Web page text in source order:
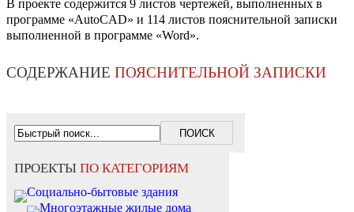
В проекте содержится 9 листов чертежей, выполненных в
программе «AutoCAD» и 114 листов пояснительной записки
выполненной в программе «Word».
СОДЕРЖАНИЕ ПОЯСНИТЕЛЬНОЙ ЗАПИСКИ
ПРОЕКТЫ ПО КАТЕГОРИЯМ
Социально-бытовые здания
Многоэтажные жилые дома